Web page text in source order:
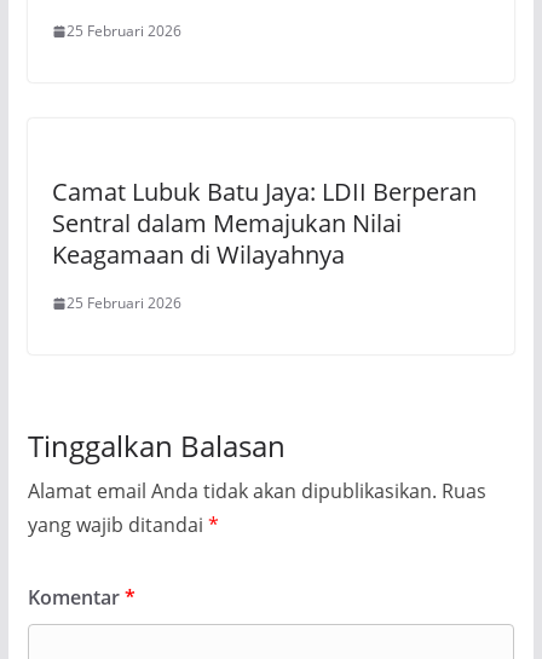
25 Februari 2026
Camat Lubuk Batu Jaya: LDII Berperan
Sentral dalam Memajukan Nilai
Keagamaan di Wilayahnya
25 Februari 2026
Tinggalkan Balasan
Alamat email Anda tidak akan dipublikasikan. Ruas
yang wajib ditandai *
Komentar*